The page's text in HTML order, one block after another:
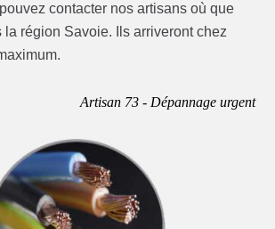
contacter nos artisans où que
la région Savoie. Ils arriveront chez
Artisan 73 - Dépannage urgent